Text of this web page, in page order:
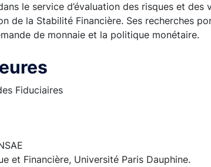
le service d’évaluation des risques et des
de la Stabilité Financière. Ses recherches
de monnaie et la politique monétaire.
Fiduciaires
et Financière, Université Paris Dauphine.